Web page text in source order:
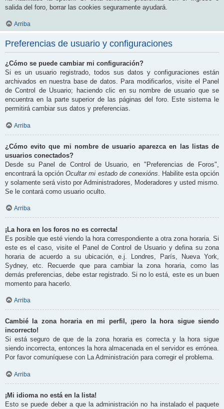
salida del foro, borrar las cookies seguramente ayudará.
Arriba
Preferencias de usuario y configuraciones
¿Cómo se puede cambiar mi configuración?
Si es un usuario registrado, todos sus datos y configuraciones están
archivados en nuestra base de datos. Para modificarlos, visite el Panel
de Control de Usuario; haciendo clic en su nombre de usuario que se
encuentra en la parte superior de las páginas del foro. Este sistema le
permitirá cambiar sus datos y preferencias.
Arriba
¿Cómo evito que mi nombre de usuario aparezca en las listas de
usuarios conectados?
Desde su Panel de Control de Usuario, en "Preferencias de Foros",
encontrará la opciónOcultar mi estado de conexións . Habilite esta opción
y solamente será visto por Administradores, Moderadores y usted mismo.
Se le contará como usuario oculto.
Arriba
¡La hora en los foros no es correcta!
Es posible que esté viendo la hora correspondiente a otra zona horaria. Si
este es el caso, visite el Panel de Control de Usuario y defina su zona
horaria de acuerdo a su ubicación, e.j. Londres, París, Nueva York,
Sydney, etc. Recuerde que para cambiar la zona horaria, como las
demás preferencias, debe estar registrado. Si no lo está, este es un buen
momento para hacerlo.
Arriba
Cambié la zona horaria en mi perfil, ¡pero la hora sigue siendo
incorrecto!
Si está seguro de que de la zona horaria es correcta y la hora sigue
siendo incorrecta, entonces la hora almacenada en el servidor es errónea.
Por favor comuníquese con La Administración para corregir el problema.
Arriba
¡Mi idioma no está en la lista!
Esto se puede deber a que la administración no ha instalado el paquete